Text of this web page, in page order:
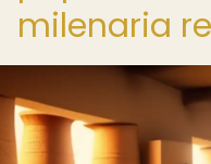
milenaria